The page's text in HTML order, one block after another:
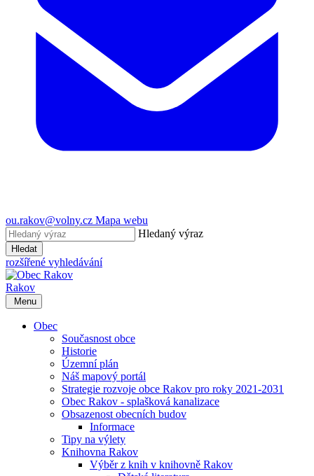
ou.rakov@volny.cz Mapa webu
Hledaný výraz
Hledat
rozšířené vyhledávání
Rakov
Menu
Obec
Současnost obce
Historie
Územní plán
Náš mapový portál
Strategie rozvoje obce Rakov pro roky 2021-2031
Obec Rakov - splašková kanalizace
Obsazenost obecních budov
Informace
Tipy na výlety
Knihovna Rakov
Výběr z knih v knihovně Rakov